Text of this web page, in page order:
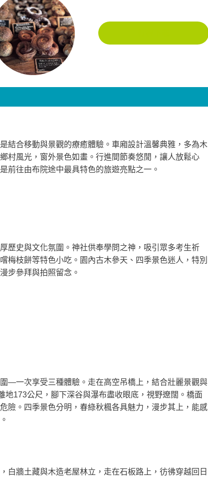
結合移動與景觀的療癒體驗。車廂設計溫馨典雅，多為木
村風光，窗外景色如畫。行進間節奏悠閒，讓人放鬆心
前往由布院途中最具特色的旅遊亮點之一。
厚歷史與文化氛圍。神社供奉學問之神，吸引眾多考生祈
梅枝餅等特色小吃。園內古木參天、四季景色迷人，特別
步參拜與拍照留念。
—一次享受三種體驗。走在高空吊橋上，結合壯麗景觀與
地173公尺，腳下深谷與瀑布盡收眼底，視野遼闊。橋面
險。四季景色分明，春綠秋楓各具魅力，漫步其上，能感
白牆土藏與木造老屋林立，走在石板路上，彷彿穿越回日